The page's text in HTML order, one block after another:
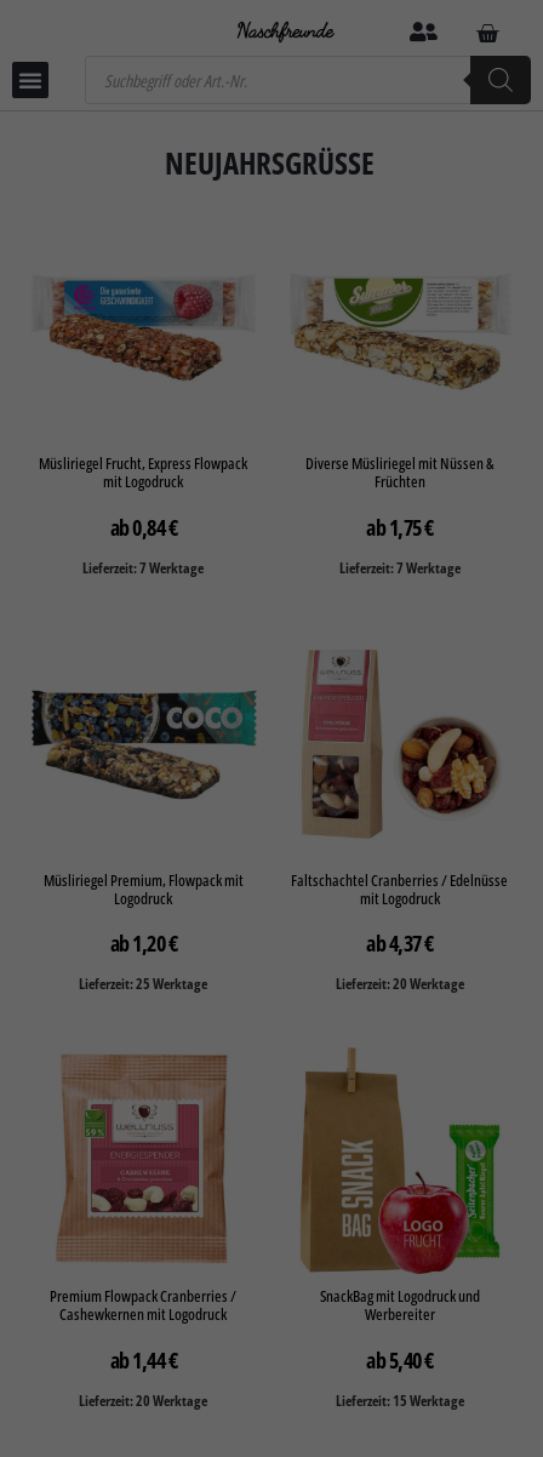
NEUJAHRSGRÜSSE
Müsliriegel Frucht, Express Flowpack
mit Logodruck
0,84€
Lieferzeit: 7 Werktage
Diverse Müsliriegel mit Nüssen &
Früchten
1,75€
Lieferzeit: 7 Werktage
Müsliriegel Premium, Flowpack mit
Logodruck
1,20€
Lieferzeit: 25 Werktage
Faltschachtel Cranberries / Edelnüsse
mit Logodruck
4,37€
Lieferzeit: 20 Werktage
Premium Flowpack Cranberries /
Cashewkernen mit Logodruck
1,44€
Lieferzeit: 20 Werktage
SnackBag mit Logodruck und
Werbereiter
5,40€
Lieferzeit: 15 Werktage